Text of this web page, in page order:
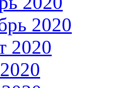
2020
2020